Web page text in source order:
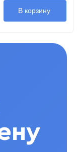
В корзину